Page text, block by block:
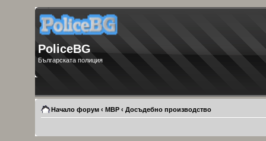
PoliceBG
Българската полиция
Начало форум ‹ МВР ‹ Досъдебно производство